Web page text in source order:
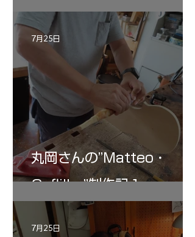
記 30
丸岡さんの”Matteo・
Gofliller”制作記１
7月25日
7月25日